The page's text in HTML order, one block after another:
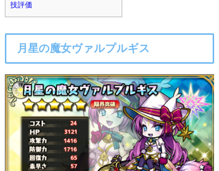
技評価
月星の魔女ヴァルプルギス